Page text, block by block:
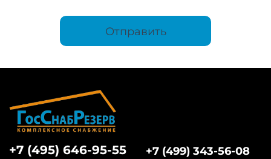
Отправить
+7 (495) 646-95-55 +7 (499) 343-56-08